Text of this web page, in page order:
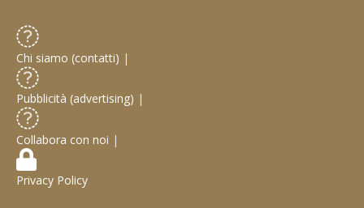
Chi siamo (contatti) |
Pubblicità (advertising) |
Collabora con noi |
Privacy Policy